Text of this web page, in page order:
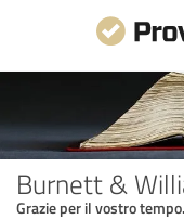
Burnett &
Grazie per il vostro